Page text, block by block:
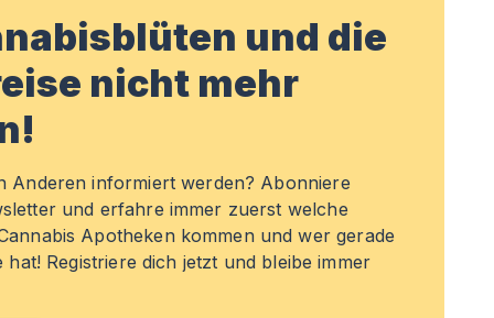
und die
nicht mehr
Anderen informiert werden? Abonniere
und erfahre immer zuerst welche
Apotheken kommen und wer gerade
hat! Registriere dich jetzt und bleibe immer